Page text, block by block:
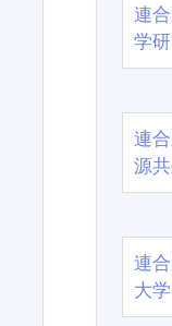
連
学
連
源
連
大学